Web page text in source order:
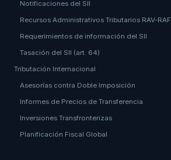
Notificaciones del SII
Recursos Administrativos Tributarios RAV-RAF
Requerimientos de información del SII
Tasación del SII (art. 64)
Tributación Internacional
Asesorías contra Doble Imposición
Informes de Precios de Transferencia
Inversiones Transfronterizas
Planificación Fiscal Global